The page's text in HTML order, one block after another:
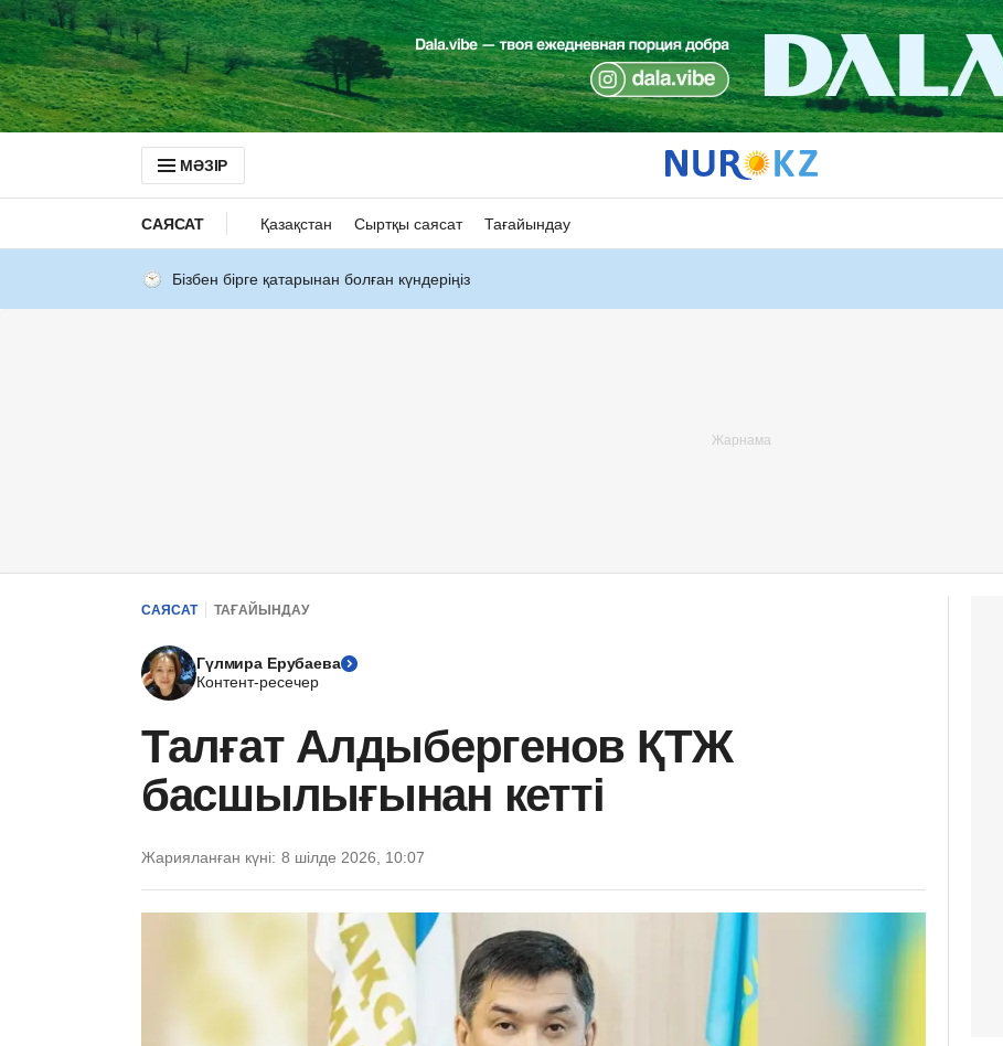
МӘЗІР
САЯСАТ Қазақстан Сыртқы саясат Тағайындау
Бізбен бірге қатарынан болған күндеріңіз
САЯСАТ ТАҒАЙЫНДАУ
Гүлмира Ерубаева
Контент-ресечер
Талғат Алдыбергенов ҚТЖ
басшылығынан кетті
Жарияланған күні: 8 шілде 2026, 10:07